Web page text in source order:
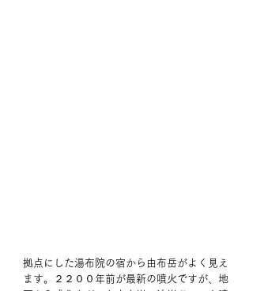
拠点にした湯布院の宿から由布岳がよく見え
ます。２２００年前が最新の噴火ですが、地